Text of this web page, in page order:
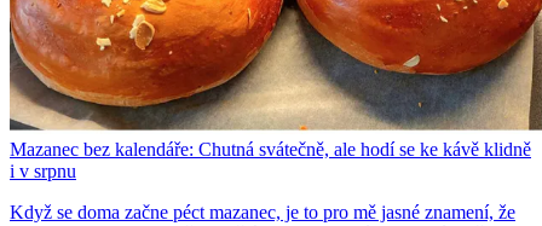
Mazanec bez kalendáře: Chutná svátečně, ale hodí se ke kávě klidně
i v srpnu
Když se doma začne péct mazanec, je to pro mě jasné znamení, že